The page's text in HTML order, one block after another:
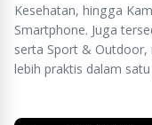
Kesehatan, hingga
Smartphone. Juga
serta Sport & Outdoor,
lebih praktis dalam